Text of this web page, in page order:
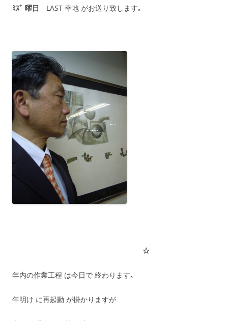
ﾐｽﾞ 曜日 LAST 幸地 がお送り致します｡
☆
年内の作業工程 は今日で 終わります｡
年明け に再起動 が掛かりますが